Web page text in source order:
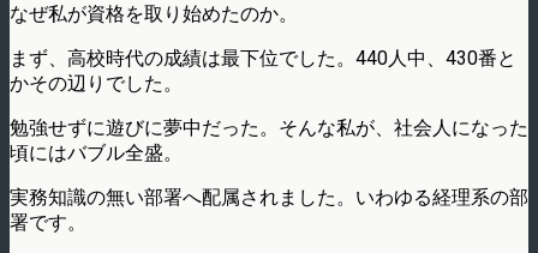
なぜ私が資格を取り始めたのか。
まず、高校時代の成績は最下位でした。440人中、430番と
かその辺りでした。
勉強せずに遊びに夢中だった。そんな私が、社会人になった
頃にはバブル全盛。
実務知識の無い部署へ配属されました。いわゆる経理系の部
署です。